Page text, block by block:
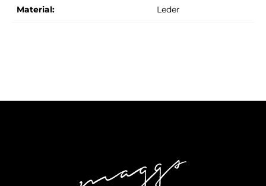
Material: Leder